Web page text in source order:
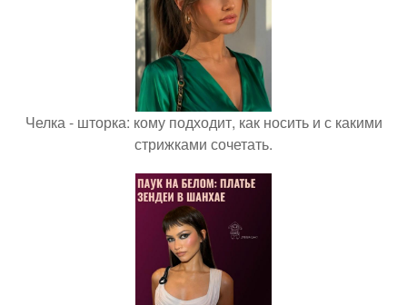
Челка - шторка: кому подходит, как носить и с какими
стрижками сочетать.